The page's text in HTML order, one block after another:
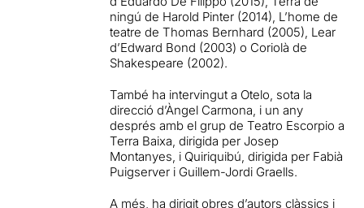
ningú de Harold Pinter (2014), L’home de
teatre de Thomas Bernhard (2005), Lear
d’Edward Bond (2003) o Coriolà de
Shakespeare (2002).
També ha intervingut a Otelo, sota la
direcció d’Àngel Carmona, i un any
després amb el grup de Teatro Escorpio a
Terra Baixa, dirigida per Josep
Montanyes, i Quiriquibú, dirigida per Fabià
Puigserver i Guillem-Jordi Graells.
A més, ha dirigit obres d’autors clàssics i